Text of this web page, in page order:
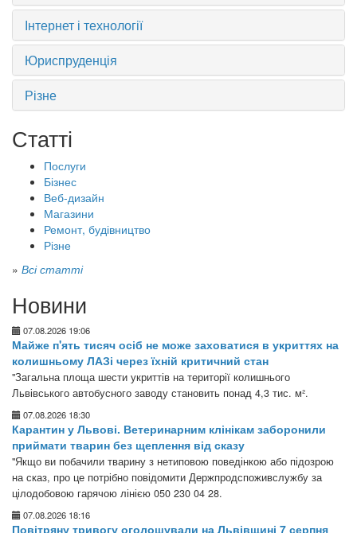
Інтернет і технології
Юриспруденція
Різне
Статті
Послуги
Бізнес
Веб-дизайн
Магазини
Ремонт, будівництво
Різне
» Всі статті
Новини
07.08.2026 19:06
Майже п'ять тисяч осіб не може заховатися в укриттях на
колишньому ЛАЗі через їхній критичний стан
"Загальна площа шести укриттів на території колишнього
Львівського автобусного заводу становить понад 4,3 тис. м².
07.08.2026 18:30
Карантин у Львові. Ветеринарним клінікам заборонили
приймати тварин без щеплення від сказу
"Якщо ви побачили тварину з нетиповою поведінкою або підозрою
на сказ, про це потрібно повідомити Держпродспоживслужбу за
цілодобовою гарячою лінією 050 230 04 28.
07.08.2026 18:16
Повітряну тривогу оголошували на Львівщині 7 серпня